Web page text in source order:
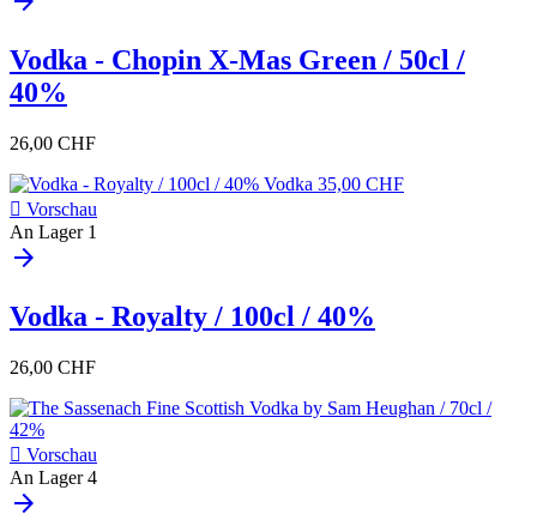
Vodka - Chopin X-Mas Green / 50cl /
40%
26,00 CHF
 Vorschau
An Lager 1
arrow_forward
Vodka - Royalty / 100cl / 40%
26,00 CHF
 Vorschau
An Lager 4
arrow_forward